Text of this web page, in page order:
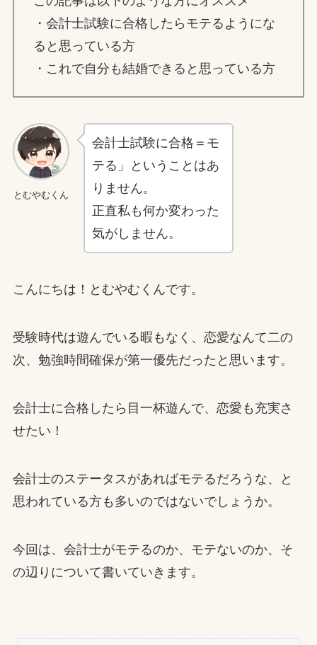
・会計士試験に合格したらモテるようにな
ると思っている方
・これで自分も結婚できると思っている方
とむやむくん
会計士試験に合格＝モ
テる」ということはあ
りません。
正直私も何か変わった
気がしません。
こんにちは！とむやむくんです。
受験時代は遊んでいる暇もなく、恋愛なんて二の
次、勉強時間確保が第一優先だったと思います。
会計士に合格したら目一杯遊んで、恋愛も充実さ
せたい！
会計士のステータスがあればモテるだろうな、と
思われている方も多いのではないでしょうか。
今回は、会計士がモテるのか、モテないのか、そ
の辺りについて書いていきます。